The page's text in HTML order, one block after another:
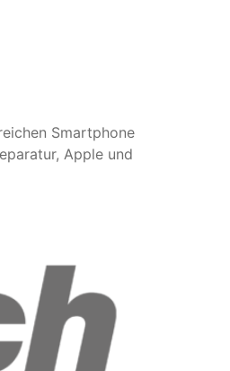
Smartphone
Apple und